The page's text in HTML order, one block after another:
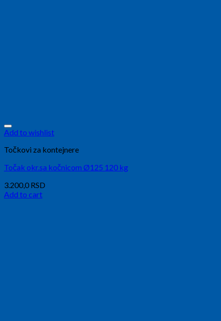
Add to wishlist
Točkovi za kontejnere
Točak okr.sa kočnicom Ø125 120 kg
3.200,0 RSD
Add to cart